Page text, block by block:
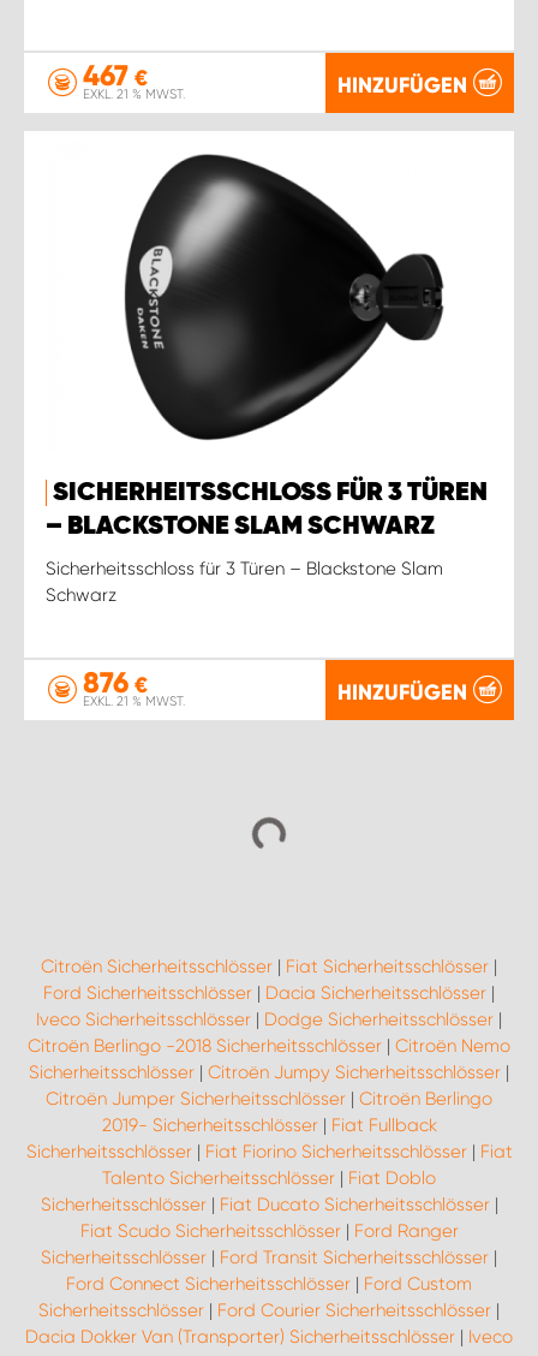
467 €
EXKL. 21 % MWST. HINZUFÜGEN
SICHERHEITSSCHLOSS FÜR 3 TÜREN
– BLACKSTONE SLAM SCHWARZ
Sicherheitsschloss für 3 Türen – Blackstone Slam
Schwarz
876 €
EXKL. 21 % MWST. HINZUFÜGEN
Citroën Sicherheitsschlösser | Fiat Sicherheitsschlösser |
Ford Sicherheitsschlösser | Dacia Sicherheitsschlösser |
Iveco Sicherheitsschlösser | Dodge Sicherheitsschlösser |
Citroën Berlingo -2018 Sicherheitsschlösser | Citroën Nemo
Sicherheitsschlösser | Citroën Jumpy Sicherheitsschlösser |
Citroën Jumper Sicherheitsschlösser | Citroën Berlingo
2019- Sicherheitsschlösser| Fiat Fullback
Sicherheitsschlösser| Fiat Fiorino Sicherheitsschlösser| Fiat
Talento Sicherheitsschlösser | Fiat Doblo
Sicherheitsschlösser| Fiat Ducato Sicherheitsschlösser|
Fiat Scudo Sicherheitsschlösser| Ford Ranger
Sicherheitsschlösser | Ford Transit Sicherheitsschlösser |
Ford Connect Sicherheitsschlösser | Ford Custom
Sicherheitsschlösser | Ford Courier Sicherheitsschlösser |
Dacia Dokker Van (Transporter) Sicherheitsschlösser | Iveco